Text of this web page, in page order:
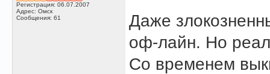
Регистрация: 06.07.2007
Адрес: Омск
Сообщения: 61
Даже
оф-лайн. Но
Со временем